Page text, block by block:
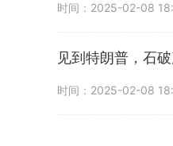
时间：2025-02-08
见到特朗普，石
时间：2025-02-08